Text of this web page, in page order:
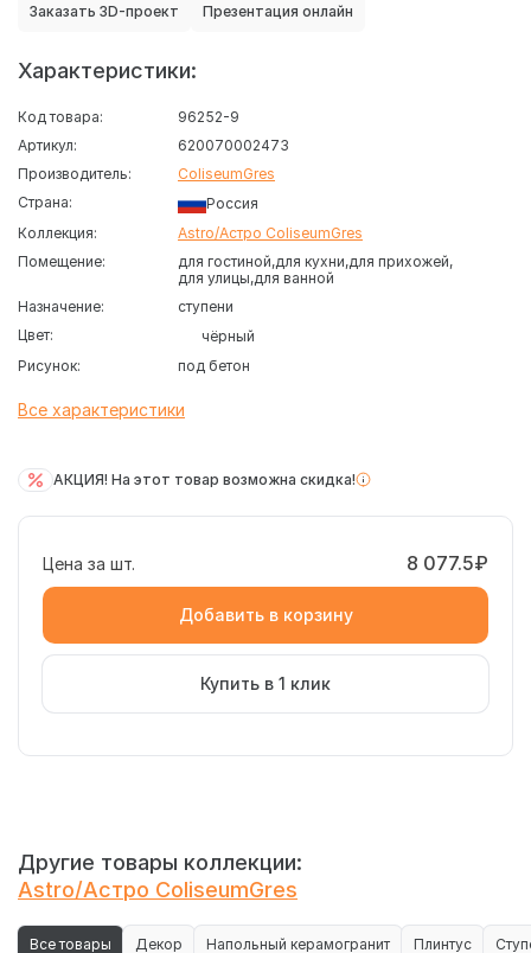
Заказать 3D-проект Презентация онлайн
Характеристики:
Код товара:
96252-9
Артикул:
620070002473
Производитель:
ColiseumGres
Страна:
Россия
Коллекция:
Astro/Астро ColiseumGres
Помещение:
для гостиной для кухни для прихожей
для улицы для ванной
Назначение:
ступени
Цвет:
чёрный
Рисунок:
под бетон
Все характеристики
АКЦИЯ! На этот товар возможна скидка!
Цена за шт. 8 077.5₽
Добавить в корзину
Купить в 1 клик
стилизован под темный бетон с нейтральной структурой
рисунка.
Другие товары коллекции:
Astro/Астро ColiseumGres
Все товары Декор Напольный керамогранит Плинтус